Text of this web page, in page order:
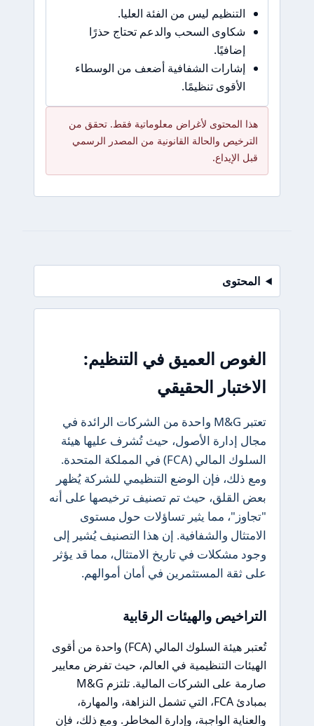
التنظيم ليس من الفئة العليا.
شكاوى السحب والدعم تحتاج حذرًا
إضافيًا.
إشارات الشفافية أضعف من الوسطاء
الأقوى تنظيمًا.
هذا المحتوى لأغراض معلوماتية فقط. تحقق من
الترخيص والحالة القانونية من المصدر الرسمي
قبل الإيداع.
المحتوى
الغوص العميق في التنظيم:
الاختبار الحقيقي
تعتبر M&G واحدة من الشركات الرائدة في
مجال إدارة الأصول، حيث تُشرف عليها هيئة
السلوك المالي (FCA) في المملكة المتحدة.
ومع ذلك، فإن الوضع التنظيمي للشركة يُظهر
بعض القلق، حيث تم تصنيف ترخيصها على أنه
"تجاوز"، مما يثير تساؤلات حول مستوى
الامتثال والشفافية. إن هذا التصنيف يُشير إلى
وجود مشكلات في تاريخ الامتثال، مما قد يؤثر
على ثقة المستثمرين في أمان أموالهم.
التراخيص والهيئات الرقابية
تُعتبر هيئة السلوك المالي (FCA) واحدة من أقوى
الهيئات التنظيمية في العالم، حيث تفرض معايير
صارمة على الشركات المالية. تلتزم M&G
بمبادئ FCA، التي تشمل النزاهة، والمهارة،
والعناية الواجبة، وإدارة المخاطر. ومع ذلك، فإن